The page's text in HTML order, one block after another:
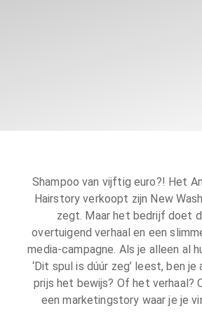
Shampoo van vijftig euro?! Het
Hairstory verkoopt zijn New
zegt. Maar het bedrijf doet
overtuigend verhaal en een
media-campagne. Als je alleen al
‘Dit spul is dúúr zeg’ leest, ben je
prijs het bewijs? Of het verhaal?
een marketingstory waar je je